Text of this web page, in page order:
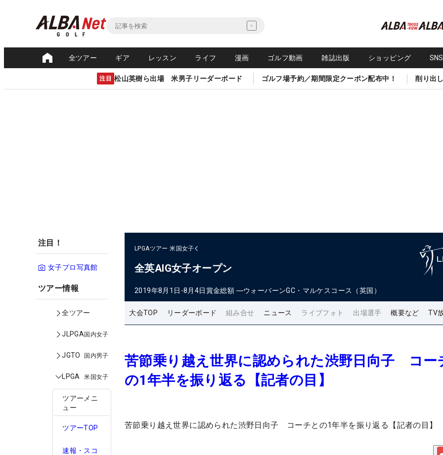
全ツアー ギア レッスン ライフ 漫画 ゴルフ動画 雑誌出版 ショッピング
注目 松山英樹ら出場 米男子リーダーボード ゴルフ場予約／期間限定クーポン配布中！ 削り出
注目！
女子プロ写真館
ツアー情報
全ツアー
JLPGA国内女子
JGTO 国内男子
LPGA 米国女子
ツアーメニ
ュー
ツアーTOP
速報・スコ
LPGAツアー 米国女子
全英AIG女子オープン
2019年8月1日-8月4日賞金総額 ―ウォーバーンGC・マルケスコース（英国）
大会TOP リーダーボード 組み合せ ニュース ライブフォト 出場選手 概要など TV
苦節乗り越え世界に認められた渋野日向子 コー
の1年半を振り返る【記者の目】
苦節乗り越え世界に認められた渋野日向子 コーチとの1年半を振り返る【記者の目】